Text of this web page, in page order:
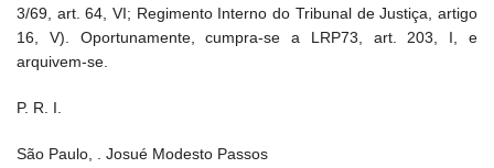
3/69, art. 64, VI; Regimento Interno do Tribunal de Justiça, artigo
16, V). Oportunamente, cumpra-se a LRP73, art. 203, I, e
arquivem-se.
P. R. I.
São Paulo, . Josué Modesto Passos